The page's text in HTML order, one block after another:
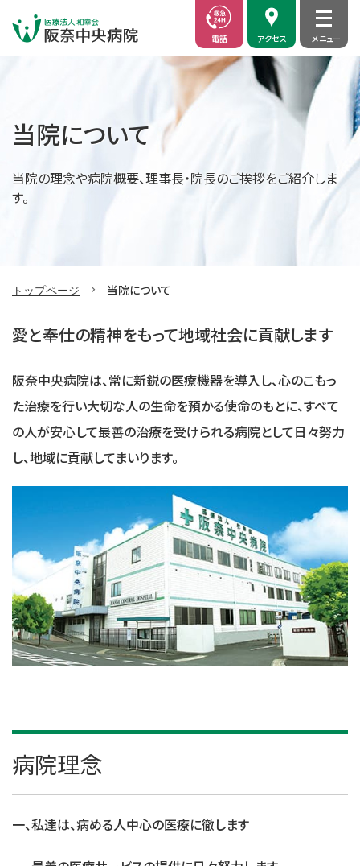
電話 アクセス
当院について
当院の理念や病院概要、理事長・院長のご挨拶をご紹介しま
す。
トップページ 当院について
愛と奉仕の精神をもって地域社会に貢献します
阪奈中央病院は、常に新鋭の医療機器を導入し、心のこもっ
た治療を行い大切な人の生命を預かる使命のもとに、すべて
の人が安心して最善の治療を受けられる病院として日々努力
し、地域に貢献してまいります。
病院理念
一、私達は、病める人中心の医療に徹します